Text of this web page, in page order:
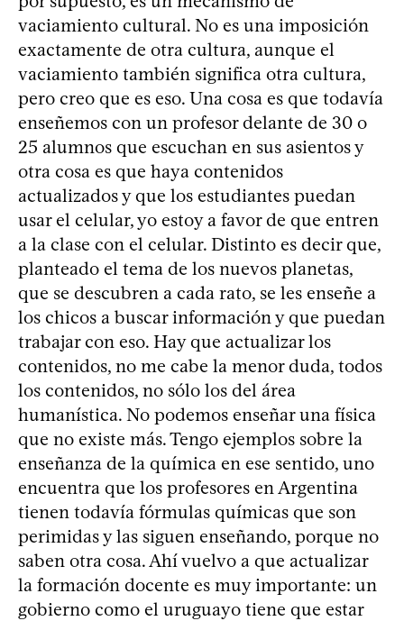
vaciamiento cultural. No es una imposición
exactamente de otra cultura, aunque el
vaciamiento también significa otra cultura,
pero creo que es eso. Una cosa es que todavía
enseñemos con un profesor delante de 30 o
25 alumnos que escuchan en sus asientos y
otra cosa es que haya contenidos
actualizados y que los estudiantes puedan
usar el celular, yo estoy a favor de que entren
a la clase con el celular. Distinto es decir que,
planteado el tema de los nuevos planetas,
que se descubren a cada rato, se les enseñe a
los chicos a buscar información y que puedan
trabajar con eso. Hay que actualizar los
contenidos, no me cabe la menor duda, todos
los contenidos, no sólo los del área
humanística. No podemos enseñar una física
que no existe más. Tengo ejemplos sobre la
enseñanza de la química en ese sentido, uno
encuentra que los profesores en Argentina
tienen todavía fórmulas químicas que son
perimidas y las siguen enseñando, porque no
saben otra cosa. Ahí vuelvo a que actualizar
la formación docente es muy importante: un
gobierno como el uruguayo tiene que estar